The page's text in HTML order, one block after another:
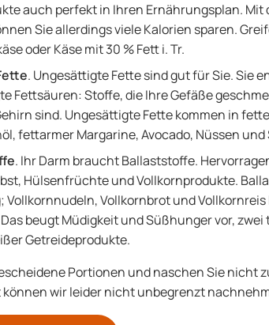
auch perfekt in Ihren Ernährungsplan.
Sie allerdings viele Kalorien sparen.
oder Käse mit 30 % Fett i. Tr.
. Ungesättigte Fette sind gut für Sie. Sie
Fettsäuren: Stoffe, die Ihre Gefäße
sind. Ungesättigte Fette kommen in
fettarmer Margarine, Avocado, Nüssen und
. Ihr Darm braucht Ballaststoffe.
Hülsenfrüchte und Vollkornprodukte.
Vollkornnudeln, Vollkornbrot und
beugt Müdigkeit und Süßhunger vor, zwei
Getreideprodukte.
Portionen und naschen Sie nicht
können wir leider nicht unbegrenzt